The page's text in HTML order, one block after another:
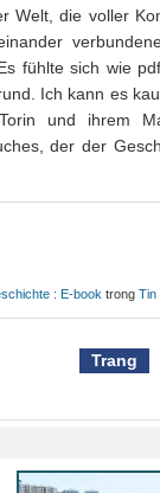
die voller
fühlte sich wie
Ich kann es
und ihrem
der der
: E-book trong Tin
Trang